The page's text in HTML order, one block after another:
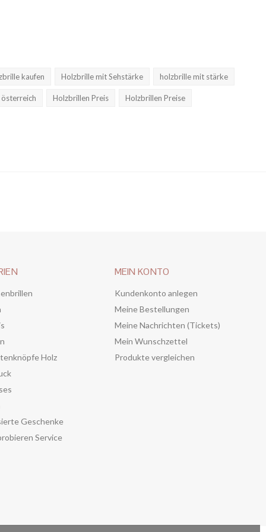
kaufen Holzbrille mit Sehstärke holzbrille mit stärke
Holzbrillen Preis Holzbrillen Preise
Holz
Geschenke
Service
MEIN KONTO
Kundenkonto anlegen
Meine Bestellungen
Meine Nachrichten (Tickets)
Mein Wunschzettel
Produkte vergleichen